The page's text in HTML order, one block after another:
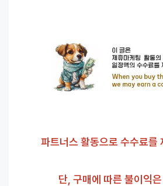
파트너스 활동으로 수수료를
단, 구매에 따른 불이익